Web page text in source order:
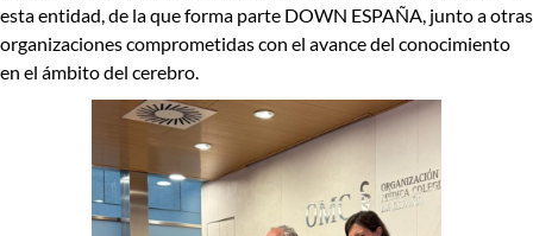
esta entidad, de la que forma parte DOWN ESPAÑA, junto a otras
organizaciones comprometidas con el avance del conocimiento
en el ámbito del cerebro.